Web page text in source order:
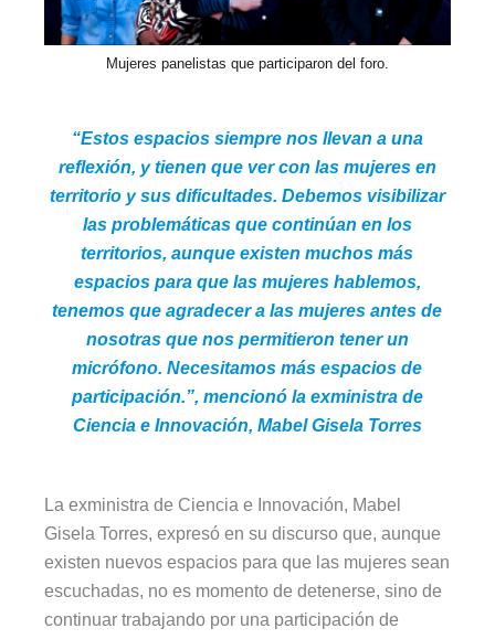
Mujeres panelistas que participaron del foro.
“Estos espacios siempre nos llevan a una
reflexión, y tienen que ver con las mujeres en
territorio y sus dificultades. Debemos visibilizar
las problemáticas que continúan en los
territorios, aunque existen muchos más
espacios para que las mujeres hablemos,
tenemos que agradecer a las mujeres antes de
nosotras que nos permitieron tener un
micrófono. Necesitamos más espacios de
participación.”, mencionó la exministra de
Ciencia e Innovación, Mabel Gisela Torres
La exministra de Ciencia e Innovación, Mabel
Gisela Torres, expresó en su discurso que, aunque
existen nuevos espacios para que las mujeres sean
escuchadas, no es momento de detenerse, sino de
continuar trabajando por una participación de